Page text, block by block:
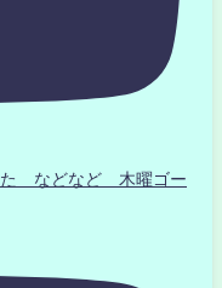
た などなど 木曜ゴー